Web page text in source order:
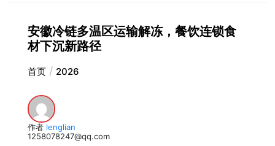
安徽冷链多温区运输解冻，餐饮连锁食
材下沉新路径
首页 2026
作者 lenglian
1258078247@qq.com